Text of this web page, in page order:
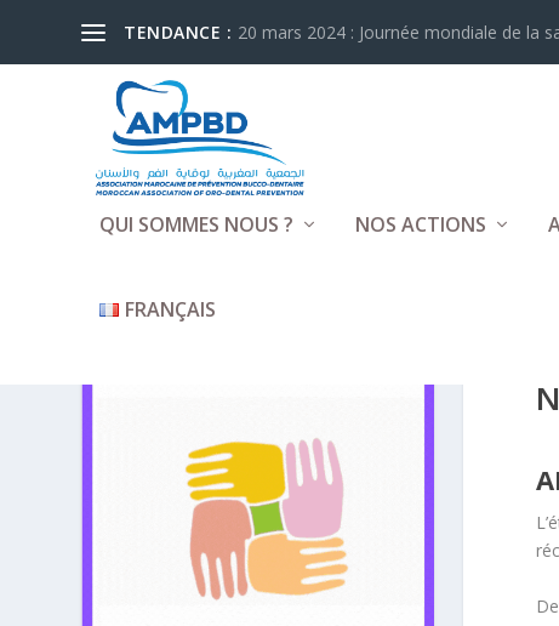
TENDANCE : 20 mars 2024 : Journée mondiale de la
QUI SOMMES NOUS ? NOS ACTIONS
FRANÇAIS